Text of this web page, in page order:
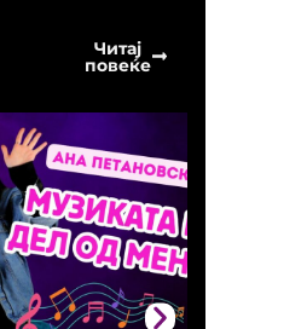
Читај
повеќе